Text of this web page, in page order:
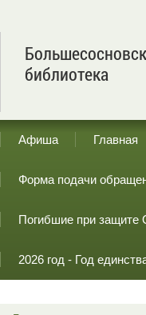
библиотека
Афиша Главная
Форма подачи
Погибшие при защите
2026 год - Год